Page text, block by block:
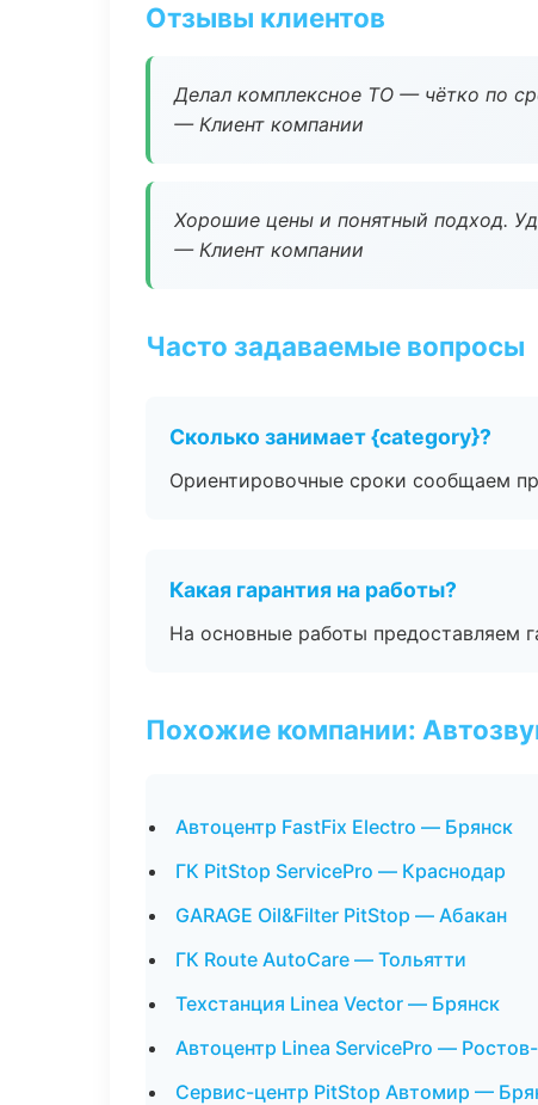
Отзывы клиентов
Делал комплексное ТО — чётко по
— Клиент компании
Хорошие цены и понятный подход.
— Клиент компании
Часто задаваемые вопросы
Сколько занимает {category}?
Ориентировочные сроки сообщаем
Какая гарантия на работы?
На основные работы предоставляем
Похожие компании:
Автоцентр FastFix Electro — Брянск
ГК PitStop ServicePro — Краснодар
GARAGE Oil&Filter PitStop — Абакан
ГК Route AutoCare — Тольятти
Техстанция Linea Vector — Брянск
Автоцентр Linea ServicePro —
Сервис-центр PitStop Автомир —